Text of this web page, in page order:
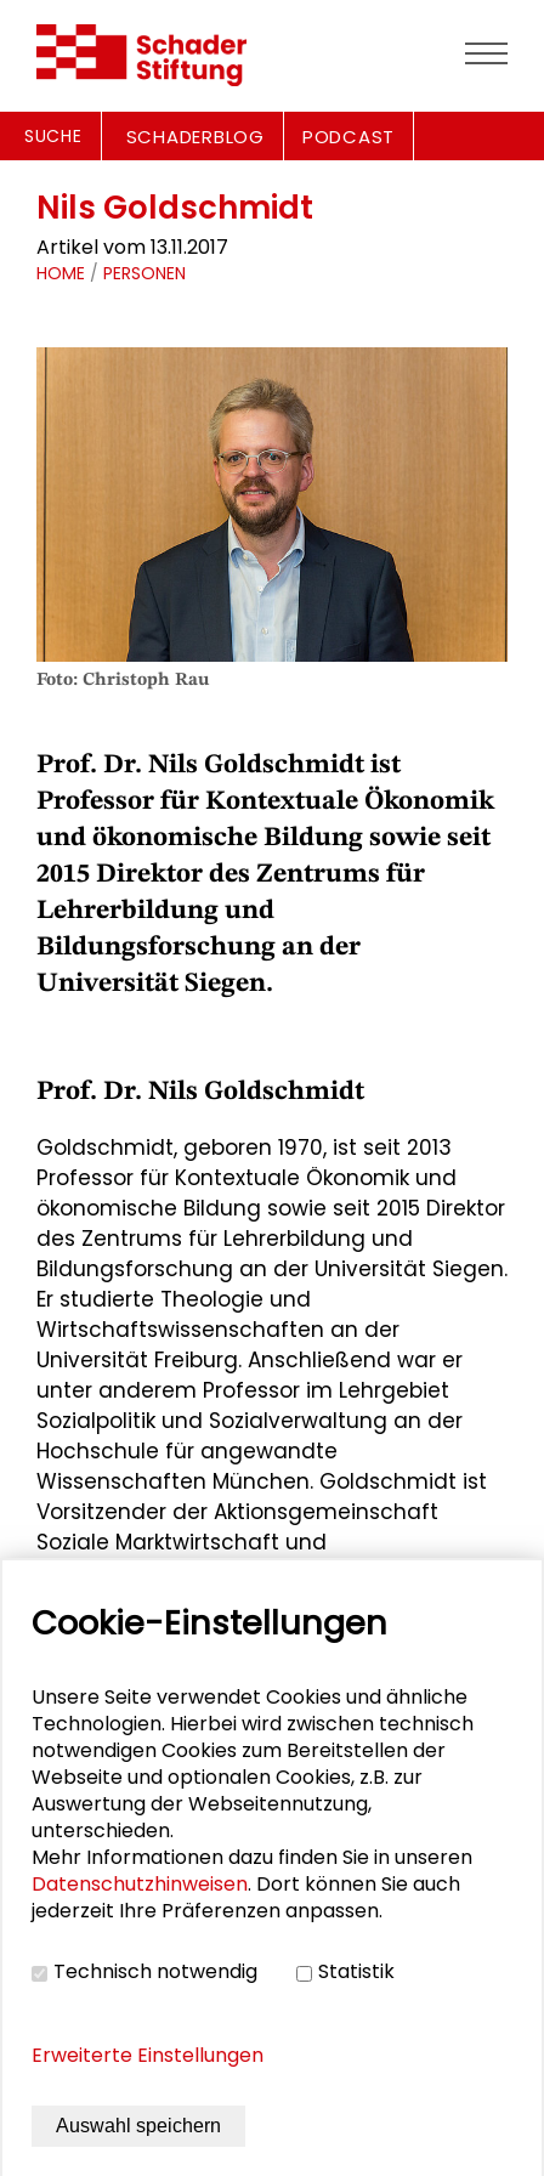
SUCHE SCHADERBLOG PODCAST
Nils Goldschmidt
Artikel vom 13.11.2017
HOME / PERSONEN
Foto: Christoph Rau
Prof. Dr. Nils Goldschmidt ist
Professor für Kontextuale Ökonomik
und ökonomische Bildung sowie seit
2015 Direktor des Zentrums für
Lehrerbildung und
Bildungsforschung an der
Universität Siegen.
Prof. Dr. Nils Goldschmidt
Goldschmidt, geboren 1970, ist seit 2013
Professor für Kontextuale Ökonomik und
ökonomische Bildung sowie seit 2015 Direktor
des Zentrums für Lehrerbildung und
Bildungsforschung an der Universität Siegen.
Er studierte Theologie und
Wirtschaftswissenschaften an der
Universität Freiburg. Anschließend war er
unter anderem Professor im Lehrgebiet
Sozialpolitik und Sozialverwaltung an der
Hochschule für angewandte
Wissenschaften München. Goldschmidt ist
Vorsitzender der Aktionsgemeinschaft
Soziale Marktwirtschaft und
Röpke-Instituts.
Er war Impulsgeber im Dialog-Café
„Wirtschaftswunderland-
Wirtschaftswerteland“ bei derJahrestagung
des Großen Konvents 2017zum Thema
„Definiere Deutschland!“.
Cookie-Einstellungen
Unsere Seite verwendet Cookies und ähnliche
Technologien. Hierbei wird zwischen technisch
notwendigen Cookies zum Bereitstellen der
Webseite und optionalen Cookies, z.B. zur
Auswertung der Webseitennutzung,
unterschieden.
Mehr Informationen dazu finden Sie in unseren
Datenschutzhinweisen. Dort können Sie auch
jederzeit Ihre Präferenzen anpassen.
Technisch notwendig Statistik
Erweiterte Einstellungen
Auswahl speichern